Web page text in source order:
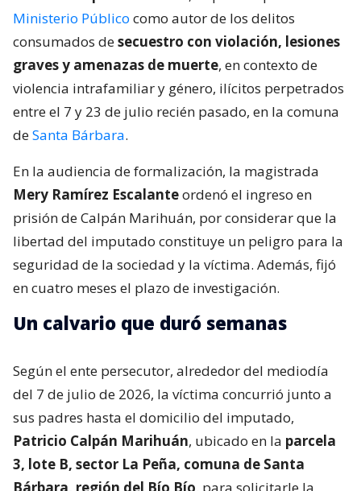
Ministerio Público como autor de los delitos
consumados desecuestro con violación, lesiones
graves y amenazas de muerte, en contexto de
violencia intrafamiliar y género, ilícitos perpetrados
entre el 7 y 23 de julio recién pasado, en la comuna
deSanta Bárbara.
En la audiencia de formalización, la magistrada
Mery Ramírez Escalanteordenó el ingreso en
prisión de Calpán Marihuán, por considerar que la
libertad del imputado constituye un peligro para la
seguridad de la sociedad y la víctima. Además, fijó
en cuatro meses el plazo de investigación.
Un calvario que duró semanas
Según el ente persecutor, alrededor del mediodía
del 7 de julio de 2026, la víctima concurrió junto a
sus padres hasta el domicilio del imputado,
Patricio Calpán Marihuán, ubicado en la parcela
3, lote B, sector La Peña, comuna de Santa